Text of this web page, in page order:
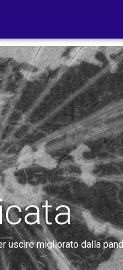
uscire migliorato dalla